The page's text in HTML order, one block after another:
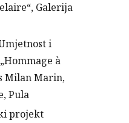
Galerija
i
à
Milan Marin,
Pula
projekt